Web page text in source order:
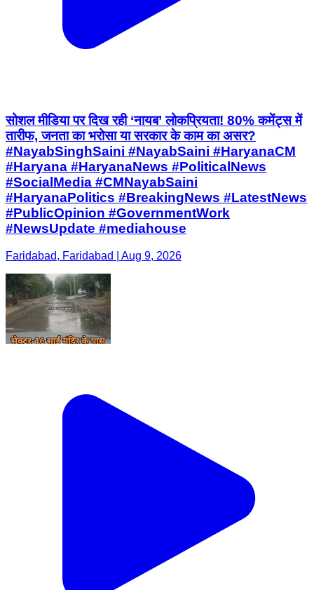
सोशल मीडिया पर दिख रही ‘नायब’ लोकप्रियता! 80% कमेंट्स में
तारीफ, जनता का भरोसा या सरकार के काम का असर?
#NayabSinghSaini #NayabSaini #HaryanaCM
#Haryana #HaryanaNews #PoliticalNews
#SocialMedia #CMNayabSaini
#HaryanaPolitics #BreakingNews #LatestNews
#PublicOpinion #GovernmentWork
#NewsUpdate #mediahouse
Faridabad, Faridabad | Aug 9, 2026